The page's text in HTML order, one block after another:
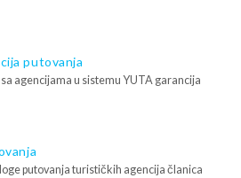
putovanja
agencijama u sistemu YUTA garancija
putovanja turističkih agencija članica